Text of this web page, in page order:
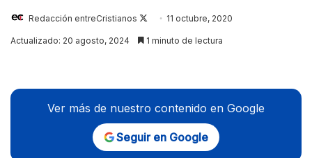
Redacción entreCristianos
Follow11 octubre, 2020
Actualizado: 20 agosto, 2024 1 minuto de lectura
Ver más de nuestro contenido en Google
Seguir en Google